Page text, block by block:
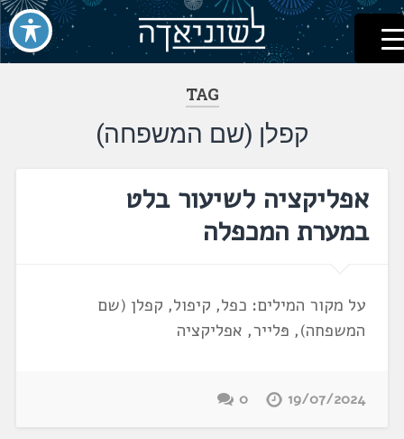
דלג
לתוכן
לשוניאדה
עברית. לשון. שפה
TAG
קפלן (שם המשפחה)
אפליקציה לשיעור בלט
במערת המכפלה
על מקור המילים: כפל, קיפול, קפלן (שם
המשפחה), פּלייר, אפליקציה
19/07/2024
0